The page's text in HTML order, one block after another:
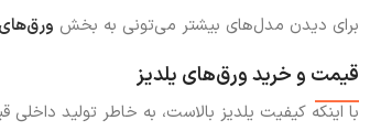
برای دیدن مدل‌های بیشتر می‌تونی به بخش
قیمت و خرید ورق‌های یلدیز
با اینکه کیفیت یلدیز بالاست، به خاطر تولید داخلی قیمتش نسبت به